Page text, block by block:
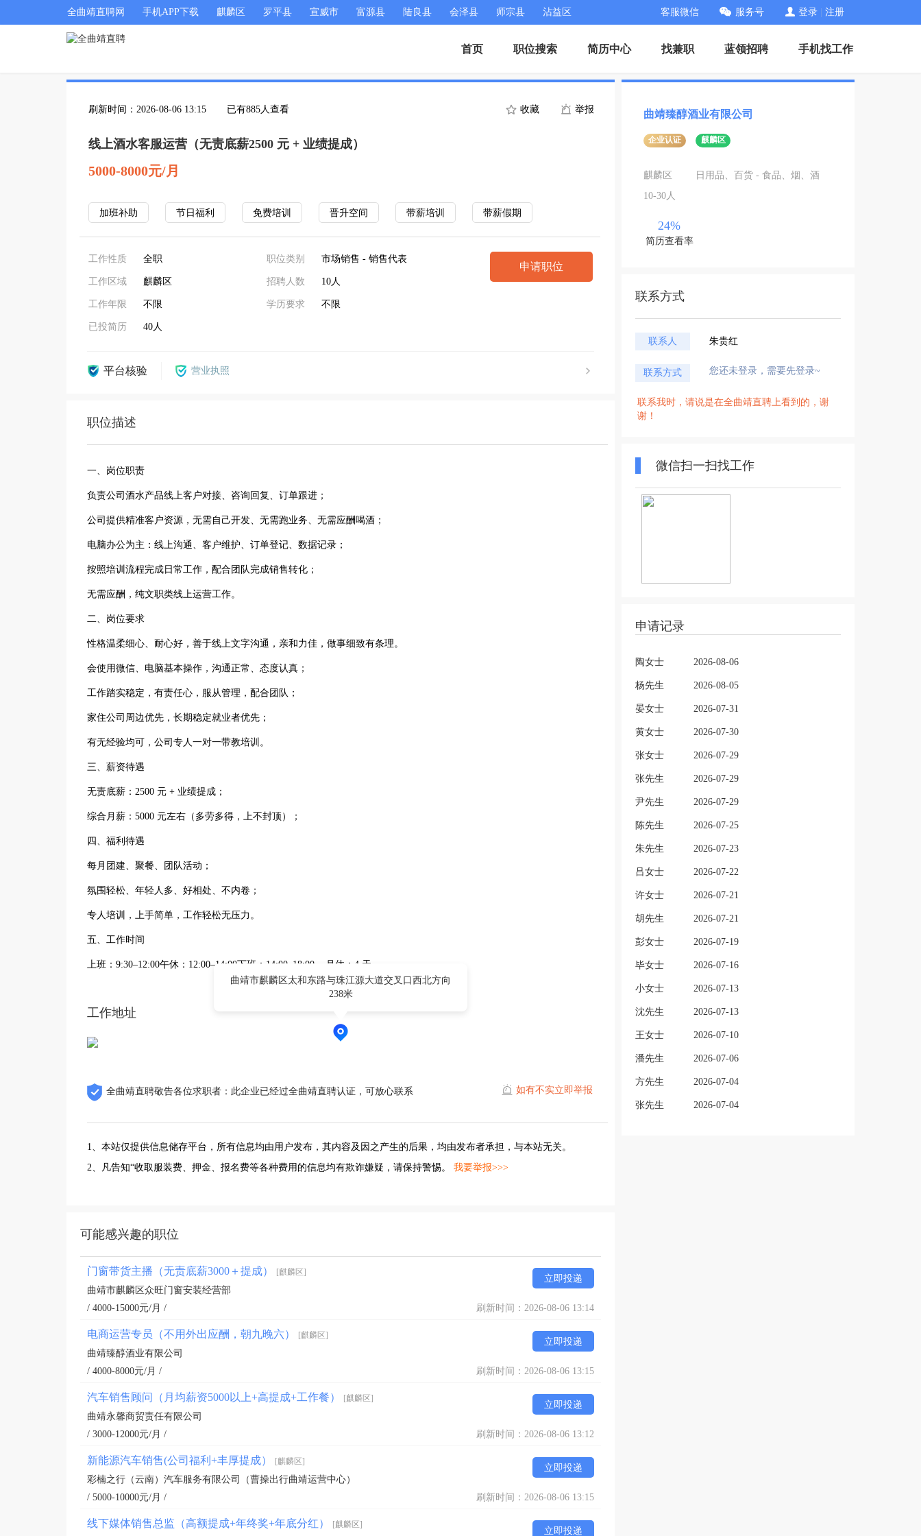
全曲靖直聘网 手机APP下载 麒麟区 罗平县 宣威市 富源县 陆良县 会泽县 师宗县 沾益区 客服微信 服务号 登录 注册
首页 职位搜索 简历中心 找兼职 蓝领招聘 手机找工作
刷新时间：2026-08-06 13:15 已有885人查看 收藏 举报
线上酒水客服运营（无责底薪2500 元 + 业绩提成）
5000-8000元/月
加班补助 节日福利 免费培训 晋升空间 带薪培训 带薪假期
工作性质 全职
工作区域 麒麟区
工作年限 不限
已投简历 40人
职位类别 市场销售 - 销售代表
招聘人数 10人
学历要求 不限
申请职位
平台核验 营业执照
职位描述
一、岗位职责
负责公司酒水产品线上客户对接、咨询回复、订单跟进；
公司提供精准客户资源，无需自己开发、无需跑业务、无需应酬喝酒；
电脑办公为主：线上沟通、客户维护、订单登记、数据记录；
按照培训流程完成日常工作，配合团队完成销售转化；
无需应酬，纯文职类线上运营工作。
二、岗位要求
性格温柔细心、耐心好，善于线上文字沟通，亲和力佳，做事细致有条理。
会使用微信、电脑基本操作，沟通正常、态度认真；
工作踏实稳定，有责任心，服从管理，配合团队；
家住公司周边优先，长期稳定就业者优先；
有无经验均可，公司专人一对一带教培训。
三、薪资待遇
无责底薪：2500 元 + 业绩提成；
综合月薪：5000 元左右（多劳多得，上不封顶）；
四、福利待遇
每月团建、聚餐、团队活动；
氛围轻松、年轻人多、好相处、不内卷；
专人培训，上手简单，工作轻松无压力。
五、工作时间
上班：9:30–12:00午休：12:00–14:00下班：14:00–18:00 月休：4 天
工作地址
曲靖市麒麟区太和东路与珠江源大道交叉口西北方向
238米
全曲靖直聘敬告各位求职者：此企业已经过全曲靖直聘认证，可放心联系 如有不实立即举报
1、本站仅提供信息储存平台，所有信息均由用户发布，其内容及因之产生的后果，均由发布者承担，与本站无关。
2、凡告知“收取服装费、押金、报名费等各种费用的信息均有欺诈嫌疑，请保持警惕。 我要举报>>>
可能感兴趣的职位
门窗带货主播（无责底薪3000＋提成） [麒麟区]
立即投递
曲靖市麒麟区众旺门窗安装经营部
/ 4000-15000元/月 /
刷新时间：2026-08-06 13:14
电商运营专员（不用外出应酬，朝九晚六） [麒麟区]
立即投递
曲靖臻醇酒业有限公司
/ 4000-8000元/月 /
刷新时间：2026-08-06 13:15
汽车销售顾问（月均薪资5000以上+高提成+工作餐） [麒麟区]
立即投递
曲靖永馨商贸责任有限公司
/ 3000-12000元/月 /
刷新时间：2026-08-06 13:12
新能源汽车销售(公司福利+丰厚提成） [麒麟区]
立即投递
彩楠之行（云南）汽车服务有限公司（曹操出行曲靖运营中心）
/ 5000-10000元/月 /
刷新时间：2026-08-06 13:15
线下媒体销售总监（高额提成+年终奖+年底分红） [麒麟区]
立即投递
曲靖臻醇酒业有限公司
企业认证 麒麟区
麒麟区
日用品、百货 - 食品、烟、酒
10-30人
24%
简历查看率
联系方式
联系人 朱贵红
联系方式 您还未登录，需要先登录~
联系我时，请说是在全曲靖直聘上看到的，谢
谢！
微信扫一扫找工作
申请记录
陶女士 2026-08-06
杨先生 2026-08-05
晏女士 2026-07-31
黄女士 2026-07-30
张女士 2026-07-29
张先生 2026-07-29
尹先生 2026-07-29
陈先生 2026-07-25
朱先生 2026-07-23
吕女士 2026-07-22
许女士 2026-07-21
胡先生 2026-07-21
彭女士 2026-07-19
毕女士 2026-07-16
小女士 2026-07-13
沈先生 2026-07-13
王女士 2026-07-10
潘先生 2026-07-06
方先生 2026-07-04
张先生 2026-07-04